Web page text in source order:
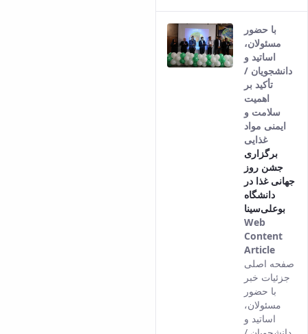
با حضور
مسئولان،
اساتید و
دانشجویان /
تأکید بر
اهمیت
سلامت و
ایمنی مواد
غذایی
برگزاری
جشن روز
جهانی غذا در
دانشگاه
بوعلی‌سینا
Web
Content
Article
This
comes
صفحه اصلی
جزئیات خبر
با حضور
مسئولان،
اساتید و